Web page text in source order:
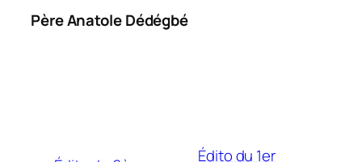
Père Anatole Dédégbé
Édito du 1er